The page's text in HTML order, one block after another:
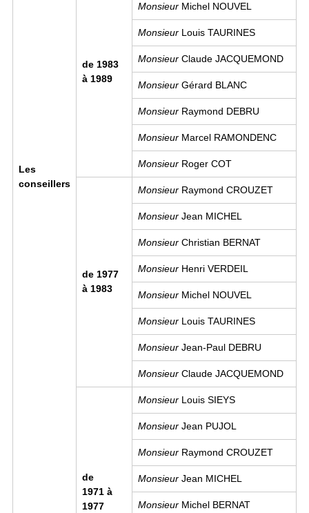
Les
conseillers
de 1983
à 1989
Monsieur Michel NOUVEL
Monsieur Louis TAURINES
Monsieur Claude JACQUEMOND
Monsieur Gérard BLANC
Monsieur Raymond DEBRU
Monsieur Marcel RAMONDENC
Monsieur Roger COT
de 1977
à 1983
Monsieur Raymond CROUZET
Monsieur Jean MICHEL
Monsieur Christian BERNAT
Monsieur Henri VERDEIL
Monsieur Michel NOUVEL
Monsieur Louis TAURINES
Monsieur Jean-Paul DEBRU
Monsieur Claude JACQUEMOND
de
1971 à
1977
Monsieur Louis SIEYS
Monsieur Jean PUJOL
Monsieur Raymond CROUZET
Monsieur Jean MICHEL
Monsieur Michel BERNAT